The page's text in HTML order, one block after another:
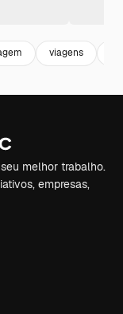
viagens
melhor trabalho.
empresas,